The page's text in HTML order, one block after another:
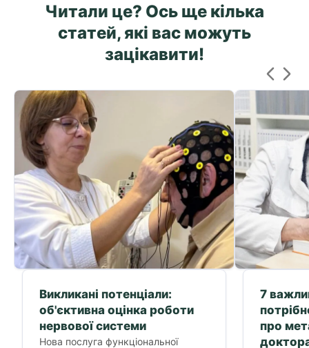
Читали це? Ось ще кілька
статей, які вас можуть
зацікавити!
Викликані потенціали:
об'єктивна оцінка роботи
нервової системи
Нова послуга функціональної
7
про